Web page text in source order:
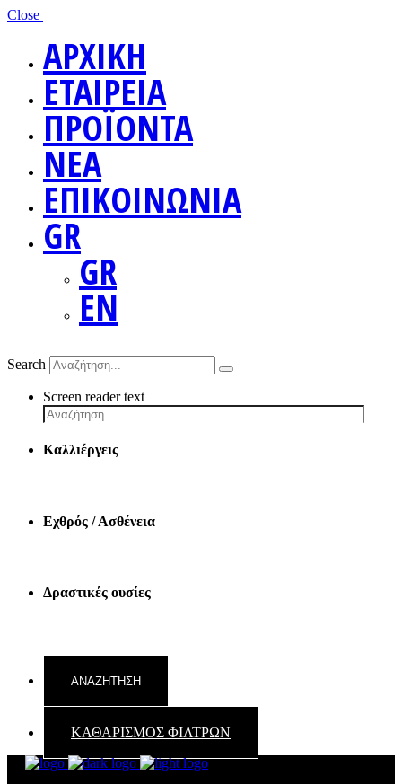
Close
ΑΡΧΙΚΗ
ΕΤΑΙΡΕΙΑ
ΠΡΟΪΟΝΤΑ
ΝΕΑ
ΕΠΙΚΟΙΝΩΝΙΑ
GR
GR
EN
Search
Screen reader text
Καλλιέργεις
Εχθρός / Ασθένεια
Δραστικές ουσίες
ΚΑΘΑΡΙΣΜΟΣ ΦΙΛΤΡΩΝ